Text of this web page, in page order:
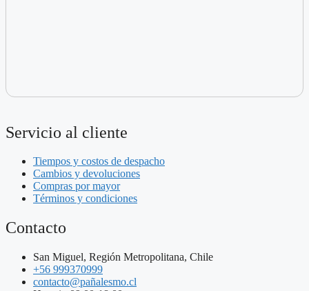
Servicio al cliente
Tiempos y costos de despacho
Cambios y devoluciones
Compras por mayor
Términos y condiciones
Contacto
San Miguel, Región Metropolitana, Chile
+56 999370999
contacto@pañalesmo.cl